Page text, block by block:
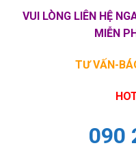
VUI LÒNG LIÊN HỆ
MIỄN
TƯ VẤN-
090